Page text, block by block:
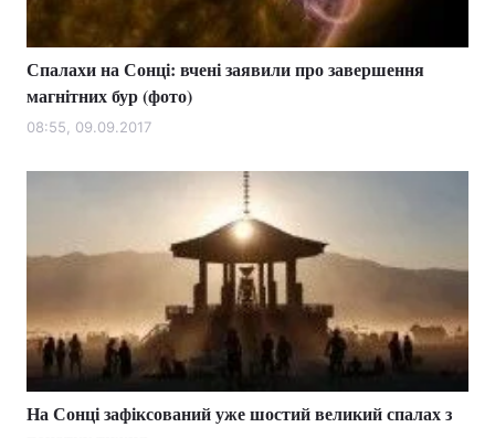
Спалахи на Сонці: вчені заявили про завершення
магнітних бур (фото)
08:55, 09.09.2017
На Сонці зафіксований уже шостий великий спалах з